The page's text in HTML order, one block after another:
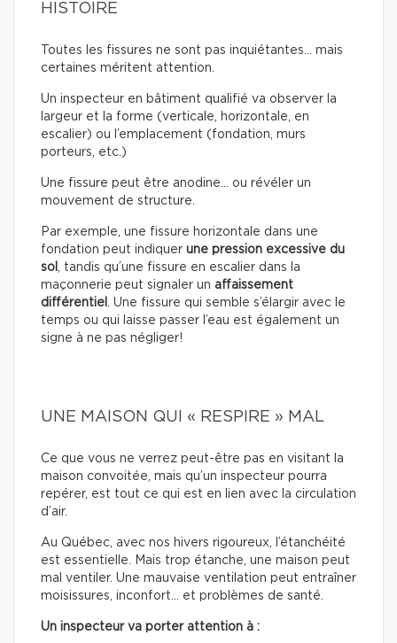
HISTOIRE
Toutes les fissures ne sont pas inquiétantes… mais
certaines méritent attention.
Un inspecteur en bâtiment qualifié va observer la
largeur et la forme (verticale, horizontale, en
escalier) ou l’emplacement (fondation, murs
porteurs, etc.)
Une fissure peut être anodine… ou révéler un
mouvement de structure.
Par exemple, une fissure horizontale dans une
fondation peut indiquer une pression excessive du
sol , tandis qu’une fissure en escalier dans la
maçonnerie peut signaler un affaissement
différentiel . Une fissure qui semble s’élargir avec le
temps ou qui laisse passer l’eau est également un
signe à ne pas négliger!
UNE MAISON QUI « RESPIRE » MAL
Ce que vous ne verrez peut-être pas en visitant la
maison convoitée, mais qu’un inspecteur pourra
repérer, est tout ce qui est en lien avec la circulation
d’air.
Au Québec, avec nos hivers rigoureux, l’étanchéité
est essentielle. Mais trop étanche, une maison peut
mal ventiler. Une mauvaise ventilation peut entraîner
moisissures, inconfort… et problèmes de santé.
Un inspecteur va porter attention à :